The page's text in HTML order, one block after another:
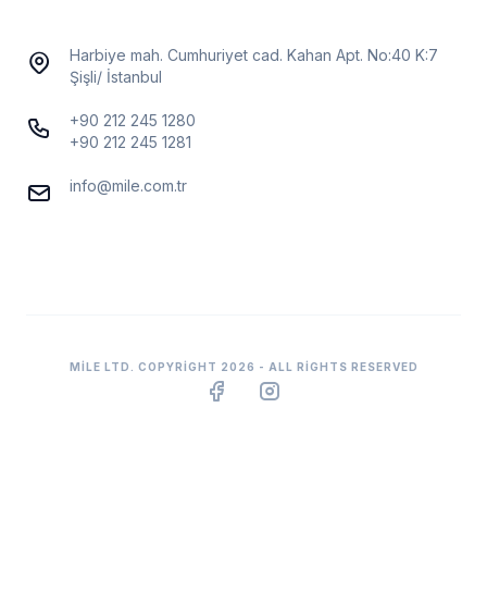
Harbiye mah. Cumhuriyet cad. Kahan Apt. No:40 K:7
Şişli/ İstanbul
+90 212 245 1280
+90 212 245 1281
info@mile.com.tr
MILE LTD. COPYRIGHT 2026 - ALL RIGHTS RESERVED